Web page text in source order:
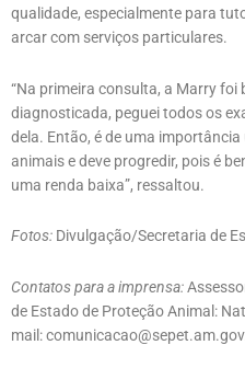
qualidade, especialmente para
arcar com serviços particulares.
“Na primeira consulta, a Marry foi
diagnosticada, peguei todos os
dela. Então, é de uma
animais e deve progredir, pois é
uma renda baixa”, ressaltou.
Fotos: Divulgação/Secretaria de
Contatos para a imprensa:
de Estado de Proteção Animal:
mail: